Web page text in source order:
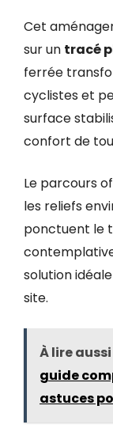
Cet
sur un tracé
ferrée
cyclistes et
surface
confort de
Le parcours
les reliefs
ponctuent le
solution
site.
À lire aussi
guide
astuces